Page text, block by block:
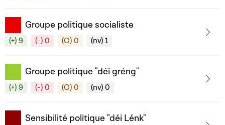
Groupe politique socialiste
(+) 9 (-) 0 (O) 0 (nv) 1
Groupe politique "déi gréng"
(+) 9 (-) 0 (O) 0 (nv) 0
Sensibilité politique "déi Lénk"